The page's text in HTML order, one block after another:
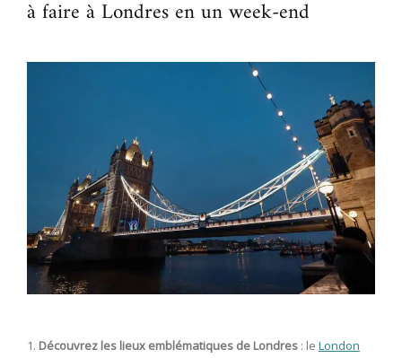
à faire à Londres en un week-end
Découvrez les lieux emblématiques de Londres : le London